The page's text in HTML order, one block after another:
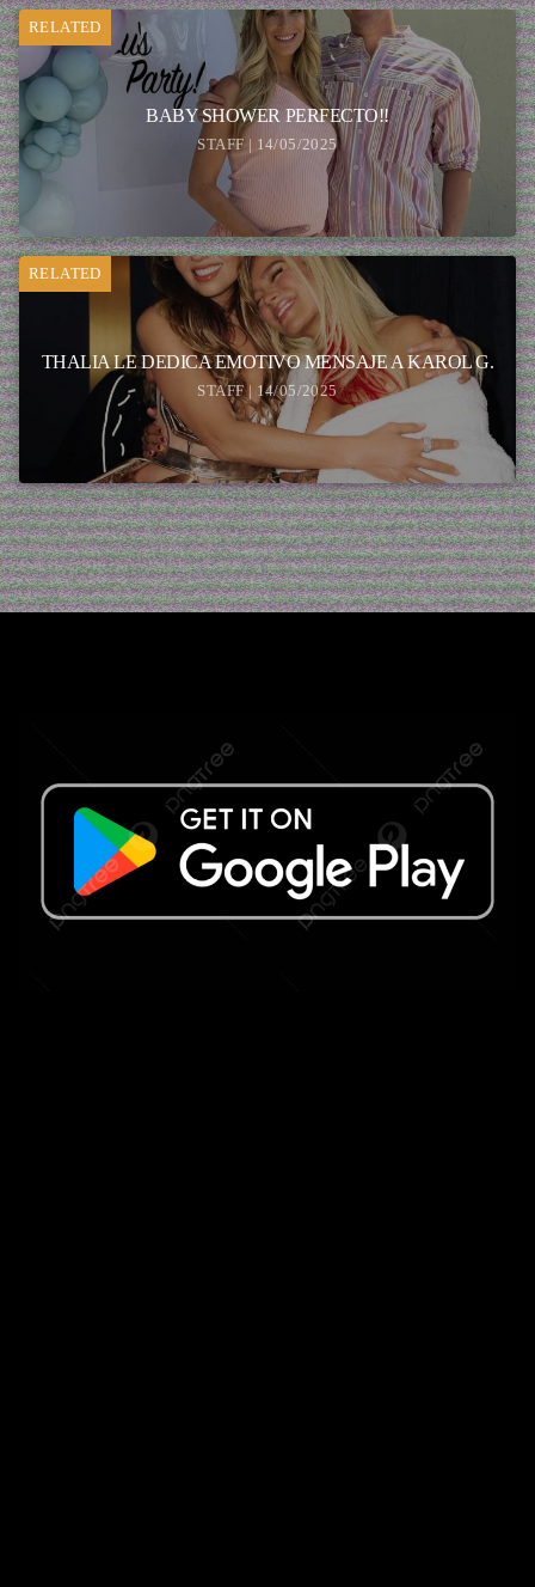
RELATED
BABY SHOWER PERFECTO!!
STAFF | 14/05/2025
RELATED
THALIA LE DEDICA EMOTIVO MENSAJE A KAROL G.
STAFF | 14/05/2025